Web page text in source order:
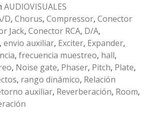
AUDIOVISUALES
D, Chorus, Compressor, Conector
Jack, Conector RCA, D/A,
, envio auxiliar, Exciter, Expander,
, frecuencia muestreo, hall,
, Noise gate, Phaser, Pitch, Plate,
, rango dinámico, Relación
auxiliar, Reverberación, Room,